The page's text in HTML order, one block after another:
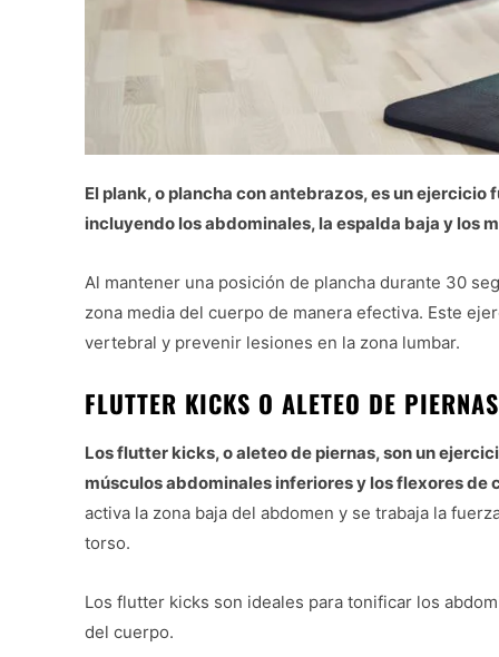
El plank, o plancha con antebrazos, es un
incluyendo los abdominales, la espalda baja y los
Al mantener una posición de plancha durante 30
zona media del cuerpo de manera efectiva. Este
vertebral y prevenir lesiones en la zona lumbar.
FLUTTER KICKS O ALETEO DE PIERNAS
Los flutter kicks, o aleteo de piernas, son un
músculos abdominales inferiores y los flexores de
activa la zona baja del abdomen y se trabaja la
torso.
Los flutter kicks son ideales para tonificar los
del cuerpo.